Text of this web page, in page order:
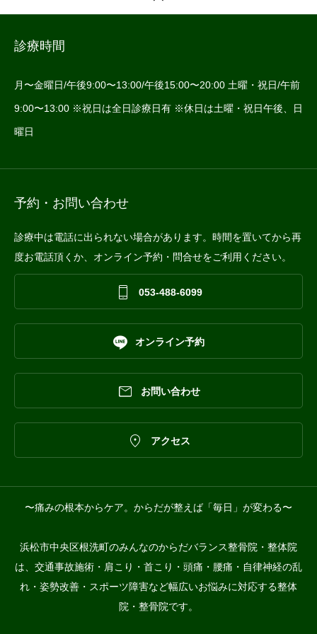
診療時間
月〜金曜日/午後9:00〜13:00/午後15:00〜20:00 土曜・祝日/午前
9:00〜13:00 ※祝日は全日診療日有 ※休日は土曜・祝日午後、日
曜日
予約・お問い合わせ
診療中は電話に出られない場合があります。時間を置いてから再
度お電話頂くか、オンライン予約・問合せをご利用ください。
 053-488-6099
 オンライン予約
 お問い合わせ
 アクセス
〜痛みの根本からケア。からだが整えば「毎日」が変わる〜
浜松市中央区根洗町のみんなのからだバランス整骨院・整体院
は、交通事故施術・肩こり・首こり・頭痛・腰痛・自律神経の乱
れ・姿勢改善・スポーツ障害など幅広いお悩みに対応する整体
院・整骨院です。